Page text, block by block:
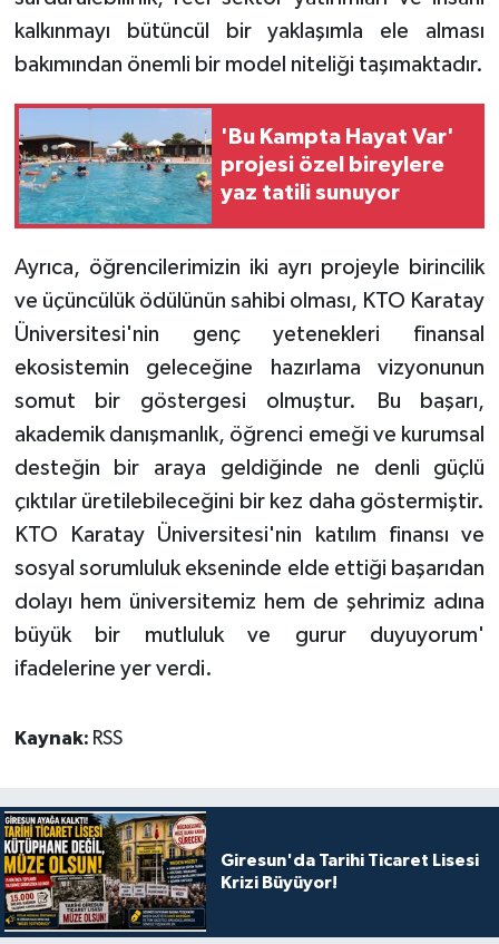
kalkınmayı bütüncül bir yaklaşımla ele alması
bakımından önemli bir model niteliği taşımaktadır.
'Bu Kampta Hayat Var'
projesi özel bireylere
yaz tatili sunuyor
Ayrıca, öğrencilerimizin iki ayrı projeyle birincilik
ve üçüncülük ödülünün sahibi olması, KTO Karatay
Üniversitesi'nin genç yetenekleri finansal
ekosistemin geleceğine hazırlama vizyonunun
somut bir göstergesi olmuştur. Bu başarı,
akademik danışmanlık, öğrenci emeği ve kurumsal
desteğin bir araya geldiğinde ne denli güçlü
çıktılar üretilebileceğini bir kez daha göstermiştir.
KTO Karatay Üniversitesi'nin katılım finansı ve
sosyal sorumluluk ekseninde elde ettiği başarıdan
dolayı hem üniversitemiz hem de şehrimiz adına
büyük bir mutluluk ve gurur duyuyorum'
ifadelerine yer verdi.
Kaynak: RSS
Giresun'da Tarihi Ticaret Lisesi
Krizi Büyüyor!